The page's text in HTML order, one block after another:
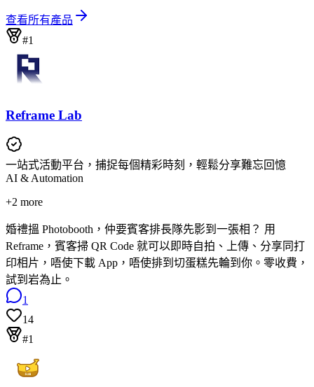
查看所有產品
#1
Reframe Lab
一站式活動平台，捕捉每個精彩時刻，輕鬆分享難忘回憶
AI & Automation
+2 more
婚禮搵 Photobooth，仲要賓客排長隊先影到一張相？ 用
Reframe，賓客掃 QR Code 就可以即時自拍、上傳、分享同打
印相片，唔使下載 App，唔使排到切蛋糕先輪到你。零收費，
試到岩為止。
1
14
#1